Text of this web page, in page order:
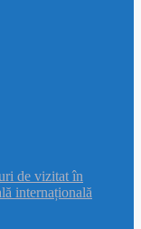
de vizitat în
internațională